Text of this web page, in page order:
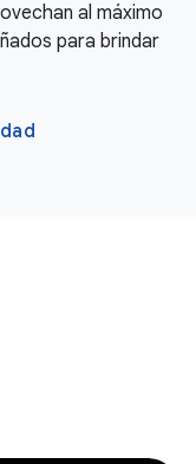
al máximo
para brindar